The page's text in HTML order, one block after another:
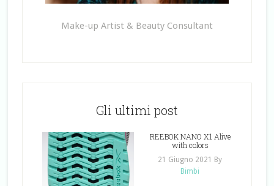
Make-up Artist & Beauty Consultant
Gli ultimi post
REEBOK NANO X1 Alive
with colors
21 Giugno 2021
By
Bimbi